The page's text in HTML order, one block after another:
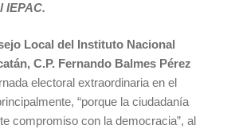
IEPAC.
Local del Instituto Nacional
C.P. Fernando Balmes Pérez
electoral extraordinaria en el
“porque la ciudadanía
compromiso con la democracia”, al